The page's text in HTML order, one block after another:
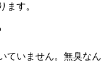
ます。
ていません。無臭なん